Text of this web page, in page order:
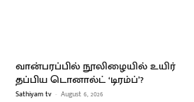
வான்பரப்பில் நூலிழையில் உயிர்
தப்பிய டொனால்ட் ‘டிரம்ப்’?
Sathiyam tv - August 6, 2026